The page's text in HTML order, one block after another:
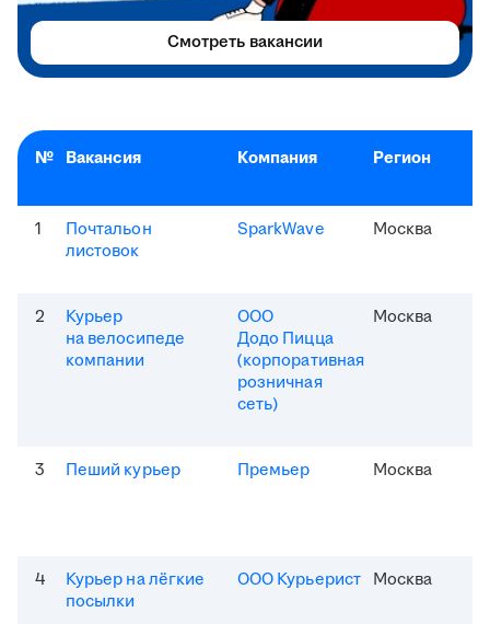
№ Вакансия Компания Регион
1
Почтальон
листовок
SparkWave Москва
2
Курьер
на велосипеде
компании
ООО
Додо Пицца
(корпоративная
розничная
сеть)
Москва
3 Пеший курьер Премьер Москва
4
Курьер на лёгкие
посылки
ООО Курьерист Москва
Смотреть вакансии